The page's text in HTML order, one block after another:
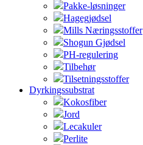
Pakke-løsninger
Hagegjødsel
Mills Næringsstoffer
Shogun Gjødsel
PH-regulering
Tilbehør
Tilsetningsstoffer
Dyrkingssubstrat
Kokosfiber
Jord
Lecakuler
Perlite